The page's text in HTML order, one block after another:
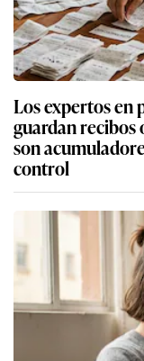
Los expertos en
guardan recibos
son
control